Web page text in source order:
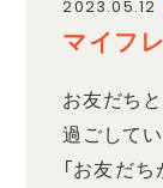
プライ
2023.05.12
マイフ
お友だち
過ごして
「お友だ